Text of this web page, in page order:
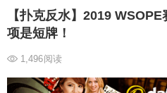
【扑克反水】2019
项是短牌！
1,496阅读